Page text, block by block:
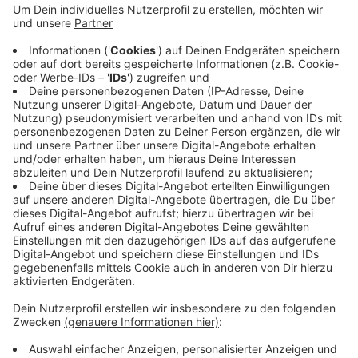
berichtet sorgt die Stadt mit 1,2 Millionen Euro
dafür, dass zum Beispiel an der Nordbahntrasse,
bei der Tafel und in Taubenhäusern weiter
Langzeitarbeitslose helfen können. Aber das
Wuppertaler Jobcenter bekommt nach Angaben
der Linken 15 Millionen Euro weniger für solche
Projekte. Deshalb überbrücke das städtische Geld
den sozialen Notstand nur notdürftig.
Veröffentlicht:Donnerstag, 20.03.2025 14:17
Anzeige